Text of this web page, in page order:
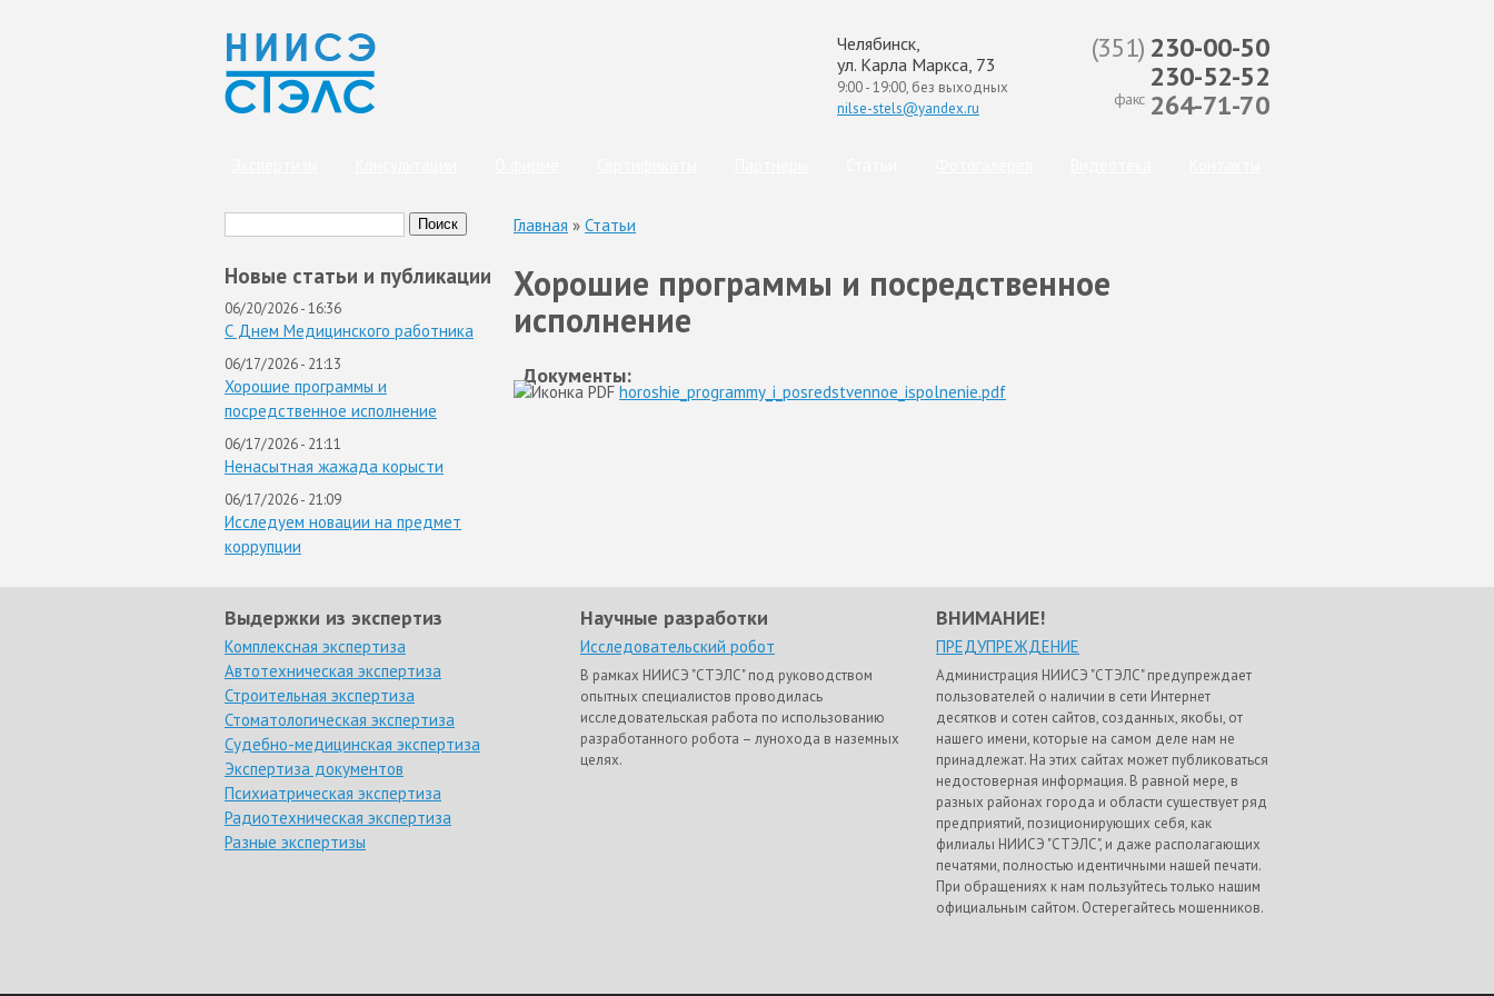
Челябинск,
ул. Карла Маркса, 73
9:00 - 19:00, без выходных
nilse-stels@yandex.ru (ссылка для отправки email)
(351) 230-00-50
230-52-52
факс 264-71-70
Форма поиска
Вы здесь Главная » Статьи
Хорошие программы и посредственное
исполнение
Документы:
horoshie_programmy_i_posredstvennoe_ispolnenie.pdf
Новые статьи и публикации
06/20/2026 - 16:36
С Днем Медицинского работника
06/17/2026 - 21:13
Хорошие программы и
посредственное исполнение
06/17/2026 - 21:11
Ненасытная жажада корысти
06/17/2026 - 21:09
Исследуем новации на предмет
коррупции
Выдержки из экспертиз
Комплексная экспертиза
Автотехническая экспертиза
Строительная экспертиза
Стоматологическая экспертиза
Судебно-медицинская экспертиза
Экспертиза документов
Психиатрическая экспертиза
Радиотехническая экспертиза
Разные экспертизы
Научные разработки
Исследовательский робот
В рамках НИИСЭ "СТЭЛС" под руководством
опытных специалистов проводилась
исследовательская работа по использованию
разработанного робота – лунохода в наземных
целях.
ВНИМАНИЕ!
ПРЕДУПРЕЖДЕНИЕ
Администрация НИИСЭ "СТЭЛС" предупреждает
пользователей о наличии в сети Интернет
десятков и сотен сайтов, созданных, якобы, от
нашего имени, которые на самом деле нам не
принадлежат. На этих сайтах может публиковаться
недостоверная информация. В равной мере, в
разных районах города и области существует ряд
предприятий, позиционирующих себя, как
филиалы НИИСЭ "СТЭЛС", и даже располагающих
печатями, полностью идентичными нашей печати.
При обращениях к нам пользуйтесь только нашим
официальным сайтом. Остерегайтесь мошенников.